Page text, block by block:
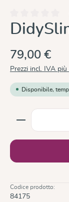
Valutazione media
79,00 €
Prezzi incl. IVA
Disponibile,
Quantità del
Codice prodotto:
84175